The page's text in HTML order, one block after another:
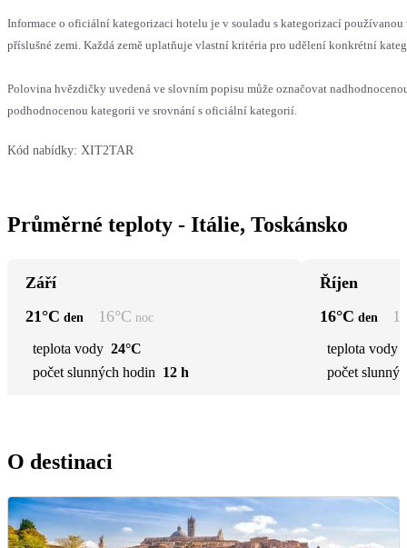
Informace o oficiální kategorizaci hotelu je v souladu s kategorizací používanou
příslušné zemi. Každá země uplatňuje vlastní kritéria pro udělení konkrétní
Polovina hvězdičky uvedená ve slovním popisu může označovat
podhodnocenou kategorii ve srovnání s oficiální kategorií.
Kód nabídky: XIT2TAR
Průměrné teploty - Itálie, Toskánsko
Září
21°C den 16°C noc
teplota vody 24°C
počet slunných hodin 12 h
Říjen
16°C den 11
teplota vody
počet
O destinaci